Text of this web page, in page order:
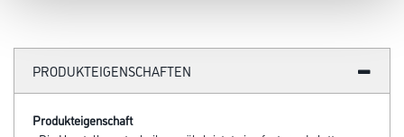
PRODUKTEIGENSCHAFTEN
Produkteigenschaft